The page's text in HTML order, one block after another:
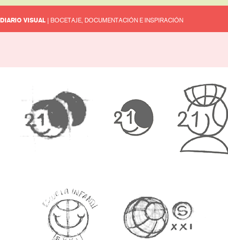
DIARIO VISUAL | BOCETAJE, DOCUMENTACIÓN E INSPIRACIÓN